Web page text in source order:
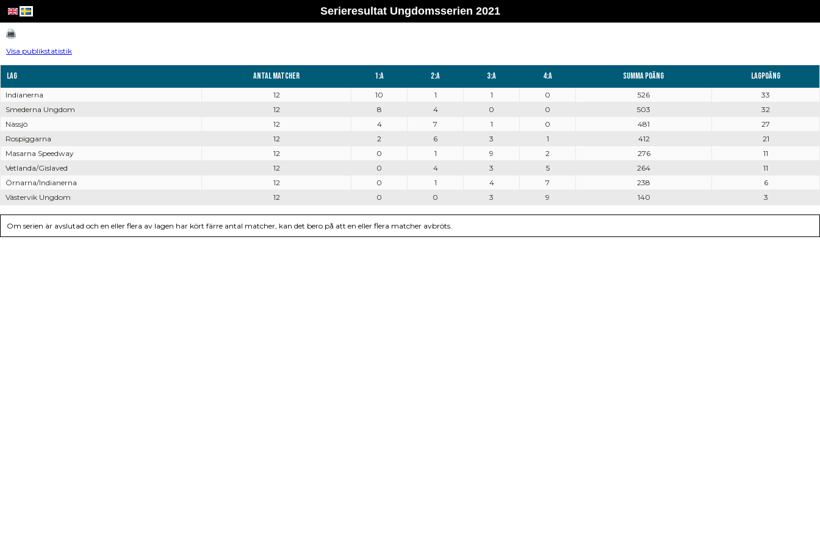
Serieresultat Ungdomsserien 2021
Visa publikstatistik
Lag Antal matcher 1:a 2:a 3:a 4:a Summa poäng Lagpoäng
Indianerna 12 10 1 1 0 526
33
Smederna Ungdom
12 8 4 0 0 503
32
Nässjö
12 4 7 1 0 481
27
Rospiggarna
12 2 6 3 1 412
21
Masarna Speedway
12 0 1 9 2 276
11
Vetlanda/Gislaved
12 0 4 3 5 264
11
Örnarna/Indianerna
12 0 1 4 7 238
6
Västervik Ungdom
12 0 0 3 9 140 3
Om serien är avslutad och en eller flera av lagen har kört färre antal matcher, kan det bero på att en eller flera matcher avbröts.